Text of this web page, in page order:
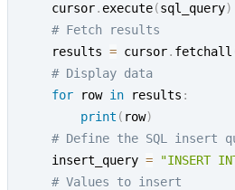
    cursor
. execute(sql_query)
# Fetch results
    results
= cursor. fetchall
# Display data
for row in results :
print ( row)
# Define the SQL insert
    insert_query
=
"INSERT
# Values to insert